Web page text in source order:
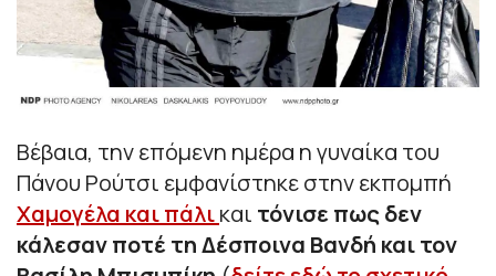
Βέβαια, την επόμενη ημέρα η γυναίκα του
Πάνου Ρούτσι εμφανίστηκε στην εκπομπή
Χαμογέλα και πάλικαι τόνισε πως δεν
κάλεσαν ποτέ τη Δέσποινα Βανδή και τον